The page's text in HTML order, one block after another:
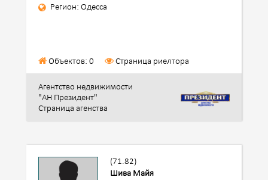
Регион: Одесса
Объектов: 0 Страница риелтора
Агентство недвижимости
"АН Президент"
Страница агенства
(71.82)
Шива Майя